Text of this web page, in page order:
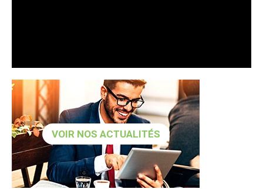
VOIR NOS ACTUALITÉS